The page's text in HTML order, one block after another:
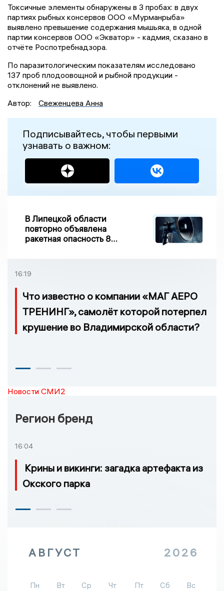
Токсичные элементы обнаружены в 3 пробах: в двух
партиях рыбных консервов ООО «Мурманрыба»
выявлено превышение содержания мышьяка, в одной
партии консервов ООО «Экватор» - кадмия, сказано в
отчёте Роспотребнадзора.
По паразитологическим показателям исследовано
137 проб плодоовощной и рыбной продукции -
отклонений не выявлено.
Автор:
Свеженцева Анна
Подписывайтесь, чтобы первыми
узнавать о важном:
В Липецкой области
повторно объявлена
ракетная опасность 8
16:19
Что известно о компании «МАГ АЕРО
ТРЕНИНГ», самолёт которой потерпел
крушение во Владимирской области?
Новости СМИ2
Регион бренд
16:04
Крины и викинги: загадка артефакта из
Окского парка
АВГУСТ 2026
Пн Вт Ср Чт Пт Сб
Вс